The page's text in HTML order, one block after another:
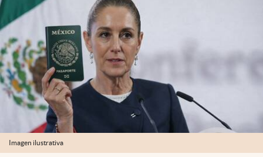
abre en nueva pestaña
México
Imagen ilustrativa